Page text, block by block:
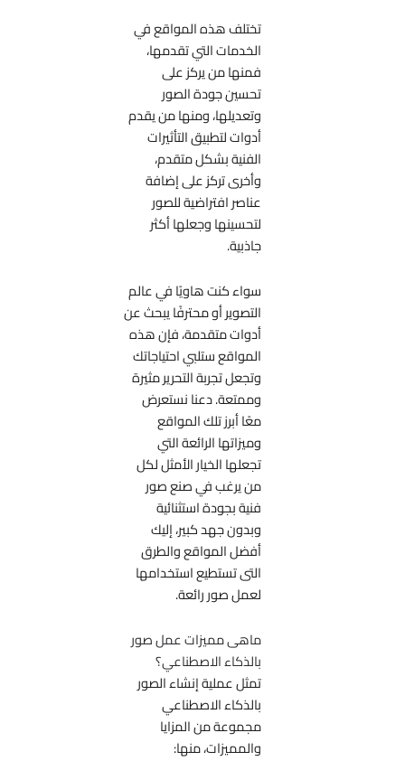
تختلف هذه المواقع في
الخدمات التي تقدمها،
فمنها من يركز على
تحسين جودة الصور
وتعديلها، ومنها من يقدم
أدوات لتطبيق التأثيرات
الفنية بشكل متقدم،
وأخرى تركز على إضافة
عناصر افتراضية للصور
لتحسينها وجعلها أكثر
جاذبية.
سواء كنت هاويًا في عالم
التصوير أو محترفًا يبحث عن
أدوات متقدمة، فإن هذه
المواقع ستلبي احتياجاتك
وتجعل تجربة التحرير مثيرة
وممتعة. دعنا نستعرض
معًا أبرز تلك المواقع
وميزاتها الرائعة التي
تجعلها الخيار الأمثل لكل
من يرغب في صنع صور
فنية بجودة استثنائية
وبدون جهد كبير، إليك
أفضل المواقع والطرق
التى تستطيع استخدامها
لعمل صور رائعة.
ماهى مميزات عمل صور
بالذكاء الاصطناعي؟
تمثل عملية إنشاء الصور
بالذكاء الاصطناعي
مجموعة من المزايا
والمميزات، منها: